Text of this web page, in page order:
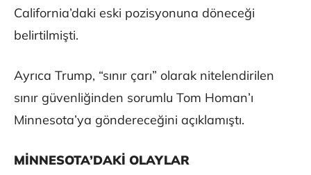
California’daki eski pozisyonuna döneceği
belirtilmişti.
Ayrıca Trump, “sınır çarı” olarak nitelendirilen
sınır güvenliğinden sorumlu Tom Homan’ı
Minnesota’ya göndereceğini açıklamıştı.
MİNNESOTA’DAKİ OLAYLAR